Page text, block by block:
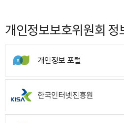
개인정보보호위원회 정
개인정보 포털
한국인터넷진흥원